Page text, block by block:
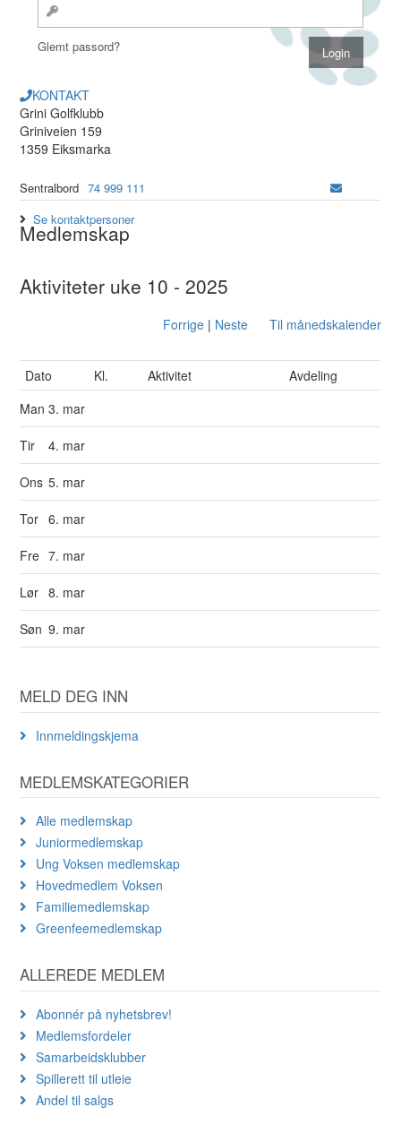
Glemt passord?
KONTAKT
Grini Golfklubb
Griniveien 159
1359 Eiksmarka
Sentralbord 74 999 111
Se kontaktpersoner
Medlemskap
Aktiviteter uke 10 - 2025
Forrige| Neste Til månedskalender
Dato Kl. Aktivitet
Avdeling
Man3. mar
Tir 4. mar
Ons 5. mar
Tor 6. mar
Fre 7. mar
Lør 8. mar
Søn 9. mar
MELD DEG INN
Innmeldingskjema
MEDLEMSKATEGORIER
Alle medlemskap
Juniormedlemskap
Ung Voksen medlemskap
Hovedmedlem Voksen
Familiemedlemskap
Greenfeemedlemskap
ALLEREDE MEDLEM
Abonnér på nyhetsbrev!
Medlemsfordeler
Samarbeidsklubber
Spillerett til utleie
Andel til salgs